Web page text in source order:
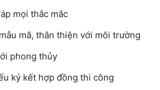
mọi thắc mắc
mã, thân thiện với môi trường
phong thủy
ký kết hợp đồng thi công